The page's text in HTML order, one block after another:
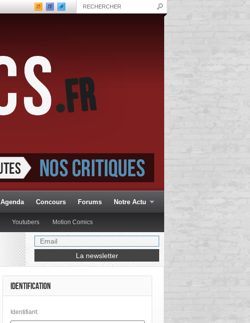
Agenda Concours Forums Notre Actu
Youtubers Motion Comics
IDENTIFICATION
Identifiant: